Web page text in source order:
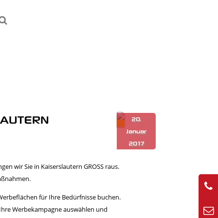
wir Sie in Kaiserslautern GROSS raus.
für Ihre Bedürfnisse buchen.
Werbekampagne auswählen und